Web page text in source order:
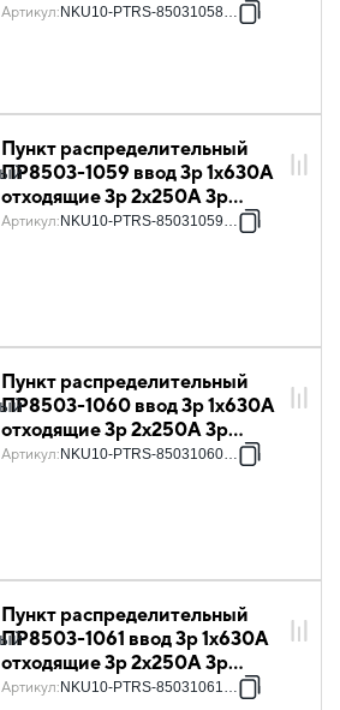
Артикул: NKU10-PTRS-85031058-01
Пункт распределительный
ПР8503-1059 ввод 3p 1х630А
отходящие 3p 2х250А 3p
2х100А IEK
Артикул: NKU10-PTRS-85031059-01
Пункт распределительный
ПР8503-1060 ввод 3p 1х630А
отходящие 3p 2х250А 3p
4х100А IEK
Артикул: NKU10-PTRS-85031060-01
Пункт распределительный
ПР8503-1061 ввод 3p 1х630А
отходящие 3p 2х250А 3p
6х100А IEK
Артикул: NKU10-PTRS-85031061-01